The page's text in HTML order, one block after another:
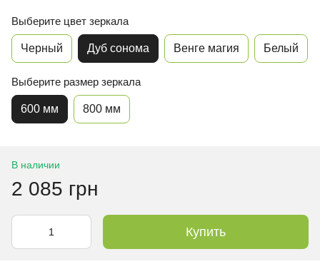
Выберите цвет зеркала
Черный Дуб сонома Венге магия Белый
Выберите размер зеркала
600 мм 800 мм
В наличии
2 085 грн
Купить